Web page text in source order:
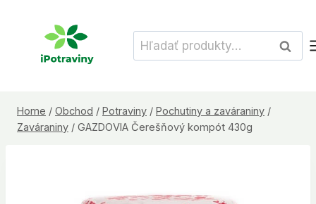
Hľadať:
Home / Obchod / Potraviny / Pochutiny a zaváraniny /
Zaváraniny / GAZDOVIA Čerešňový kompót 430g